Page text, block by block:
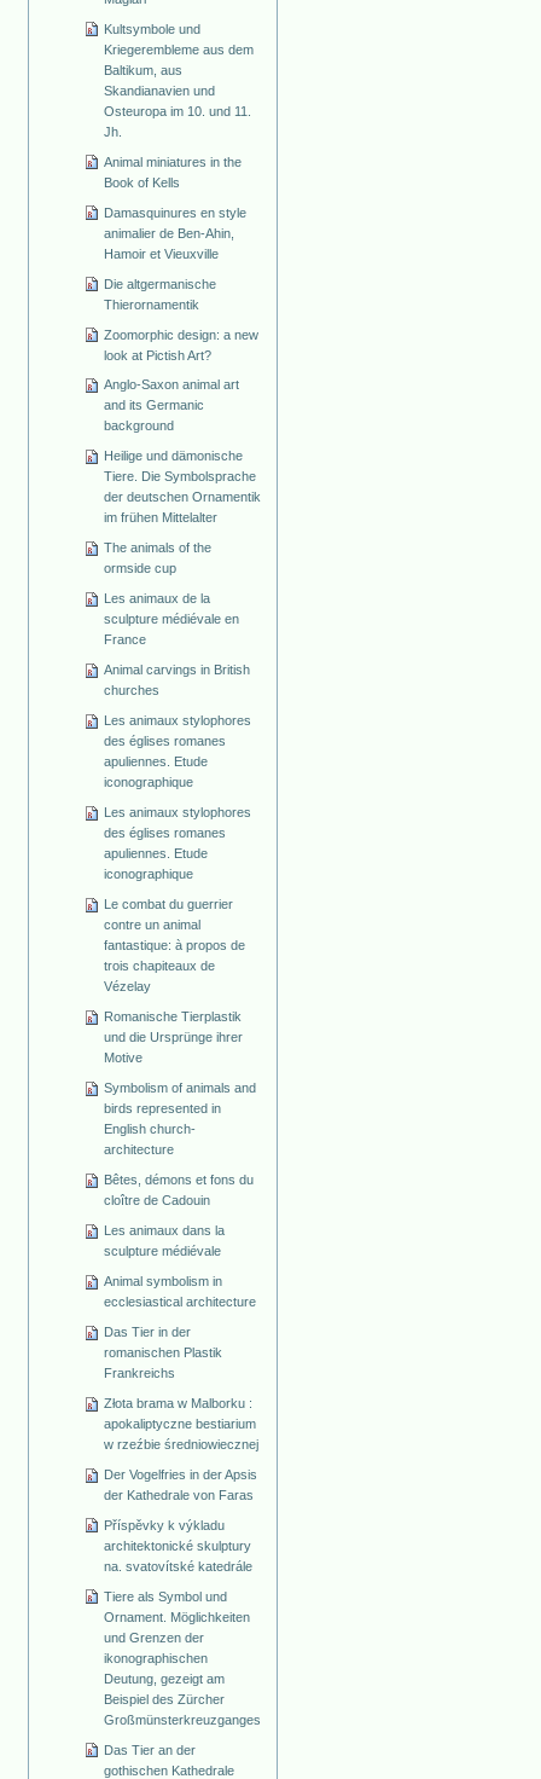
Kultsymbole und
Kriegerembleme aus dem
Baltikum, aus
Skandianavien und
Osteuropa im 10. und 11.
Jh.
Animal miniatures in the
Book of Kells
Damasquinures en style
animalier de Ben-Ahin,
Hamoir et Vieuxville
Die altgermanische
Thierornamentik
Zoomorphic design: a new
look at Pictish Art?
Anglo-Saxon animal art
and its Germanic
background
Heilige und dämonische
Tiere. Die Symbolsprache
der deutschen Ornamentik
im frühen Mittelalter
The animals of the
ormside cup
Les animaux de la
sculpture médiévale en
France
Animal carvings in British
churches
Les animaux stylophores
des églises romanes
apuliennes. Etude
iconographique
Les animaux stylophores
des églises romanes
apuliennes. Etude
iconographique
Le combat du guerrier
contre un animal
fantastique: à propos de
trois chapiteaux de
Vézelay
Romanische Tierplastik
und die Ursprünge ihrer
Motive
Symbolism of animals and
birds represented in
English church-
architecture
Bêtes, démons et fons du
cloître de Cadouin
Les animaux dans la
sculpture médiévale
Animal symbolism in
ecclesiastical architecture
Das Tier in der
romanischen Plastik
Frankreichs
Złota brama w Malborku :
apokaliptyczne bestiarium
w rzeźbie średniowiecznej
Der Vogelfries in der Apsis
der Kathedrale von Faras
Příspěvky k výkladu
architektonické skulptury
na. svatovítské katedrále
Tiere als Symbol und
Ornament. Möglichkeiten
und Grenzen der
ikonographischen
Deutung, gezeigt am
Beispiel des Zürcher
Großmünsterkreuzganges
Das Tier an der
gothischen Kathedrale